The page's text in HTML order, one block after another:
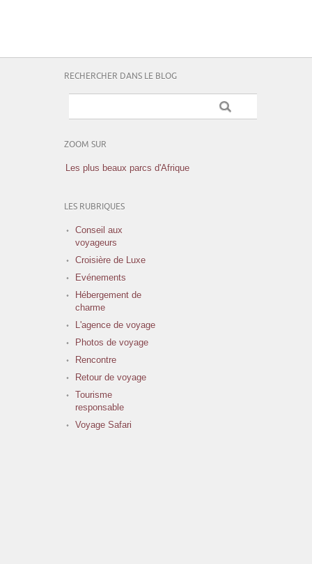
RECHERCHER DANS LE BLOG
ZOOM SUR
Les plus beaux parcs d'Afrique
LES RUBRIQUES
Conseil aux
voyageurs
Croisière de Luxe
Evénements
Hébergement de
charme
L'agence de voyage
Photos de voyage
Rencontre
Retour de voyage
Tourisme
responsable
Voyage Safari